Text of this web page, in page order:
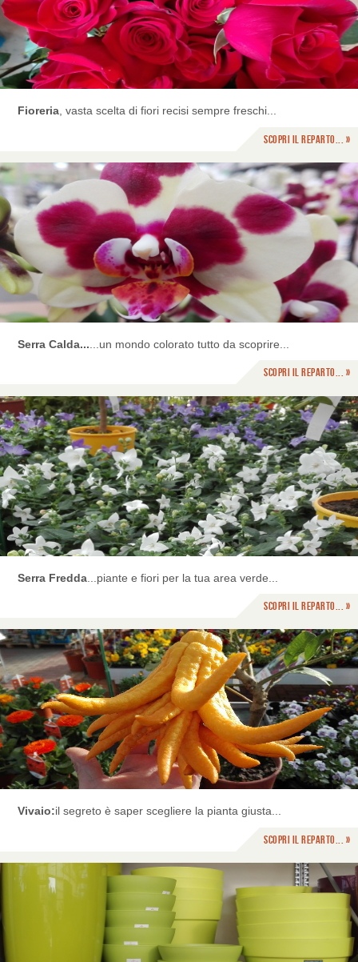
Fioreria, vasta scelta di fiori recisi sempre freschi...
Scopri il reparto... »
Serra Calda......un mondo colorato tutto da scoprire...
Scopri il reparto... »
Serra Fredda...piante e fiori per la tua area verde...
Scopri il reparto... »
Vivaio:il segreto è saper scegliere la pianta giusta...
Scopri il reparto... »